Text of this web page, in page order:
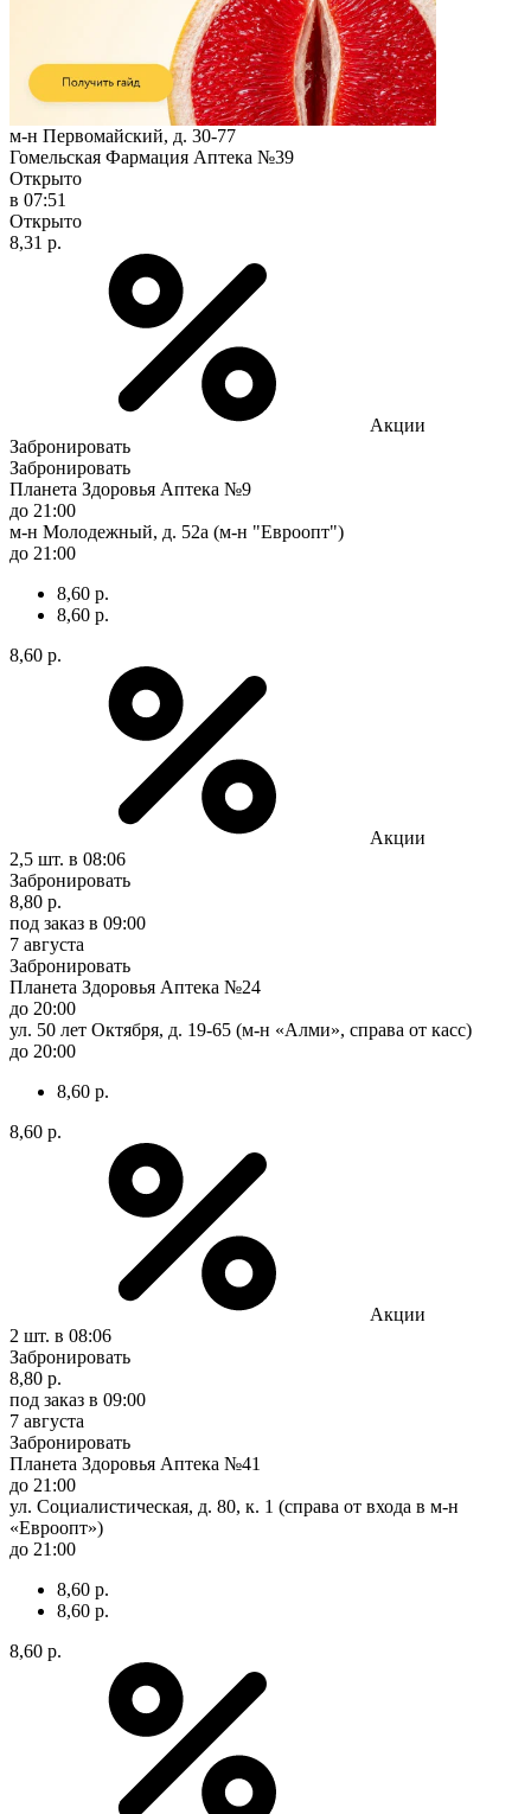
м-н Первомайский, д. 30-77
Гомельская Фармация Аптека №39
Открыто
в 07:51
Открыто
8,31 р.
Акции
Забронировать
Забронировать
Планета Здоровья Аптека №9
до 21:00
м-н Молодежный, д. 52а (м-н "Евроопт")
до 21:00
8,60 р.
8,60 р.
8,60 р.
Акции
2,5 шт. в 08:06
Забронировать
8,80 р.
под заказ в 09:00
7 августа
Забронировать
Планета Здоровья Аптека №24
до 20:00
ул. 50 лет Октября, д. 19-65 (м-н «Алми», справа от касс)
до 20:00
8,60 р.
8,60 р.
Акции
2 шт. в 08:06
Забронировать
8,80 р.
под заказ в 09:00
7 августа
Забронировать
Планета Здоровья Аптека №41
до 21:00
ул. Социалистическая, д. 80, к. 1 (справа от входа в м-н
«Евроопт»)
до 21:00
8,60 р.
8,60 р.
8,60 р.